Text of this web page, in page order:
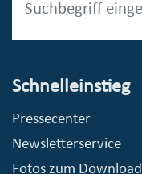
Schnelleinstieg
Pressecenter
Newsletterservice
Fotos zum Download